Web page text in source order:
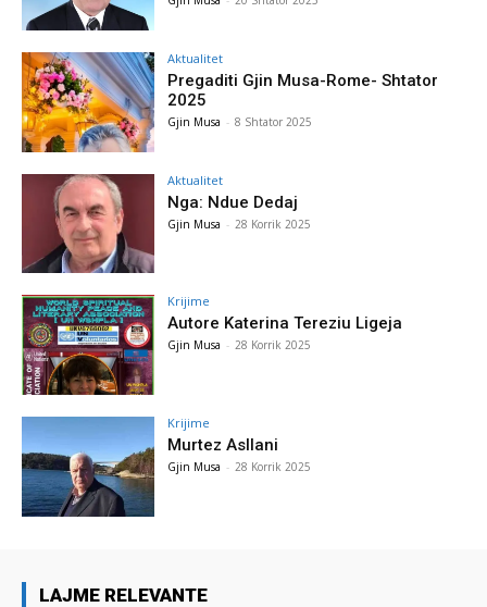
Aktualitet
Pregaditi Gjin Musa-Rome- Shtator
2025
Gjin Musa - 8 Shtator 2025
Aktualitet
Nga: Ndue Dedaj
Gjin Musa - 28 Korrik 2025
Krijime
Autore Katerina Tereziu Ligeja
Gjin Musa - 28 Korrik 2025
Krijime
Murtez Asllani
Gjin Musa - 28 Korrik 2025
LAJME RELEVANTE